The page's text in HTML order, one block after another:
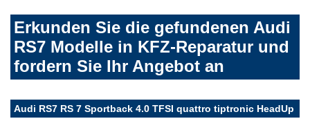
Erkunden Sie die gefundenen Audi
RS7 Modelle in KFZ-Reparatur und
fordern Sie Ihr Angebot an
Audi RS7 RS 7 Sportback 4.0 TFSI quattro tiptronic HeadUp